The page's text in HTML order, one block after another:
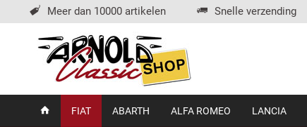
Meer dan 10000 artikelen Snelle verzending
FIAT ABARTH ALFA ROMEO LANCIA